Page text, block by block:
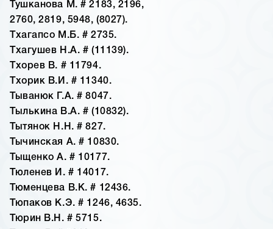
Тушканова М. # 2183, 2196,
2760, 2819, 5948, (8027).
Тхагапсо М.Б. # 2735.
Тхагушев Н.А. # (11139).
Тхорев В. # 11794.
Тхорик В.И. # 11340.
Тыванюк Г.А. # 8047.
Тылькина В.А. # (10832).
Тытянок Н.Н. # 827.
Тычинская А. # 10830.
Тыщенко А. # 10177.
Тюленев И. # 14017.
Тюменцева В.К. # 12436.
Тюпаков К.Э. # 1246, 4635.
Тюрин В.Н. # 5715.